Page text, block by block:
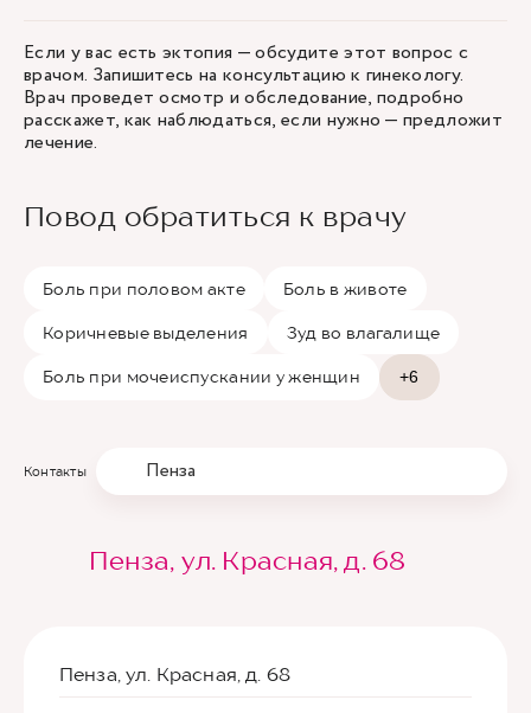
Если у вас есть эктопия — обсудите этот вопрос с
врачом. Запишитесь на консультацию к гинекологу.
Врач проведет осмотр и обследование, подробно
расскажет, как наблюдаться, если нужно — предложит
лечение.
Повод обратиться к врачу
Боль при половом акте Боль в животе
Коричневые выделения Зуд во влагалище
Боль при мочеиспускании у женщин +6
Контакты Пенза
Пенза, ул. Красная, д. 68
Пенза, ул. Красная, д. 68